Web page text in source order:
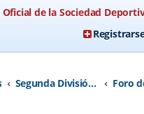
Oficial de la Sociedad
Segunda División A - Temporada 2026-2027